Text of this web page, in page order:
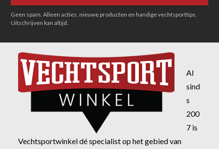
Geen spam. Alleen acties, nieuwe producten en handige vechtsporttips.
Uitschrijven kan altijd.
Al
sind
s
200
7 is
Vechtsportwinkel dé specialist op het gebied van